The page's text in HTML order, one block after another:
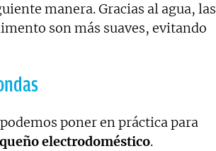
manera. Gracias al agua, las
son más suaves, evitando
poner en práctica para
electrodoméstico.